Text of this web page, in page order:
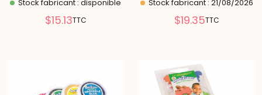
Stock fabricant : disponible
Prix
$15.13TTC
Stock fabricant : 21/08/2026
Prix
$19.35TTC